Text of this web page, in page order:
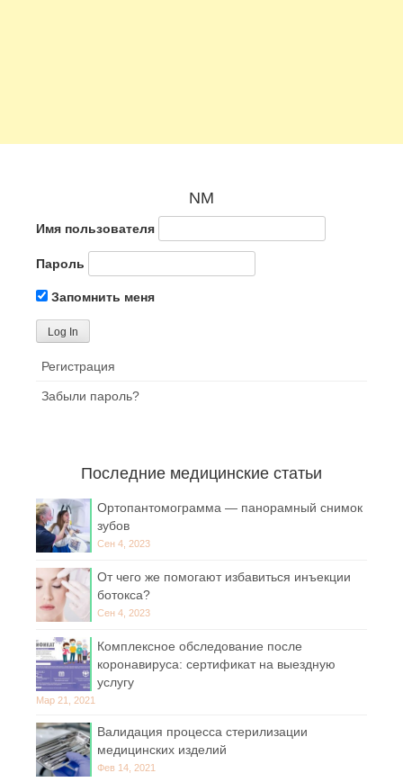
NM
Имя пользователя
Пароль
Запомнить меня
Регистрация
Забыли пароль?
Последние медицинские статьи
Ортопантомограмма — панорамный снимок
зубов
Сен 4, 2023
От чего же помогают избавиться инъекции
ботокса?
Сен 4, 2023
Комплексное обследование после
коронавируса: сертификат на выездную
услугу
Мар 21, 2021
Валидация процесса стерилизации
медицинских изделий
Фев 14, 2021